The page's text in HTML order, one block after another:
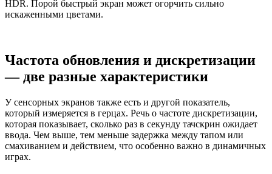
HDR. Порой быстрый экран может огорчить сильно
искаженными цветами.
Частота обновления и дискретизации
— две разные характеристики
У сенсорных экранов также есть и другой показатель,
который измеряется в герцах. Речь о частоте дискретизации,
которая показывает, сколько раз в секунду тачскрин ожидает
ввода. Чем выше, тем меньше задержка между тапом или
смахиванием и действием, что особенно важно в динамичных
играх.